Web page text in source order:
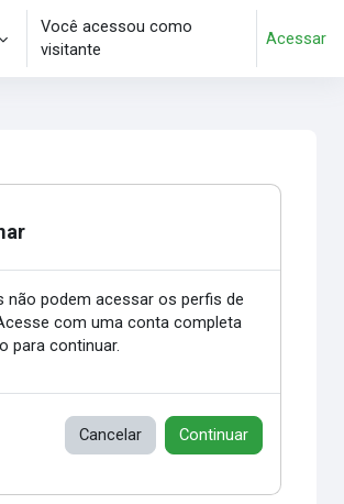
de pesquisa
Você acessou como
visitante
Acessar
não podem acessar os perfis de
com uma conta completa
para continuar.
Cancelar Continuar